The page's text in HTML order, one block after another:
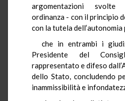
argomentazioni svolte
ordinanza - con il principio
con la tutela
che in entrambi i
Presidente del
rappresentato e difeso
dello Stato, concludendo
inammissibilità e